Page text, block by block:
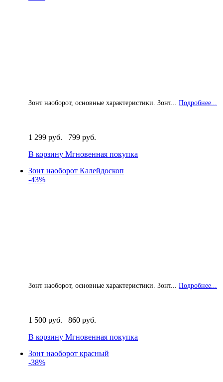
Зонт наоборот, основные характеристики. Зонт... Подробнее...
1 299 руб.
799 руб.
В корзину Мгновенная покупка
Зонт наоборот Калейдоскоп
-43%
Зонт наоборот, основные характеристики. Зонт... Подробнее...
1 500 руб.
860 руб.
В корзину Мгновенная покупка
Зонт наоборот красный
-38%